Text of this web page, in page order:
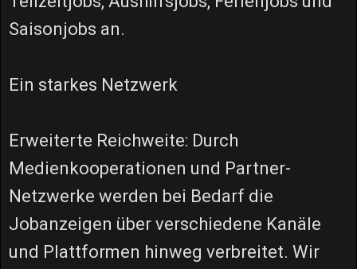
Saisonjobs an.
Ein starkes Netzwerk
Erweiterte Reichweite: Durch
Medienkooperationen und Partner-
Netzwerke werden bei Bedarf die
Jobanzeigen über verschiedene Kanäle
und Plattformen hinweg verbreitet. Wir